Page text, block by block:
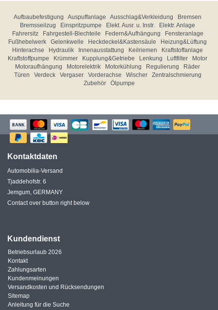
Aufbaubefestigung Auspuffanlage Ausschlag&Verkleidung
Bremsen
Bremsseilzug
Einspritzpumpe Elekt. Ausr. u. Instr.
Elektr. Anlage
Fahrersitz
Fahrgestell-Blechteile Federn&Aufhängung
Fensteranlage
Fußhebelwerk
Gelenkwelle Heckdeckel&Kastensäule
Heizung&Lüftung
Hinterachse
Hydraulik Innenausstattung Keilriemen
Kraftstoffanlage
Kraftstoffpumpe
Krümmer Kupplung&Getriebe Lenkung Luftfilter
Motor
Motoraufhängung
Motorelektrik Motorkühlung Regulierung
Räder
Türen
Verdeck Vergaser Vorderachse Wischer
Zentralschmierung
Zubehör
Ölpumpe
Kontaktdaten
Automobilia-Versand
Tjaddehofstr. 6
Jemgum, GERMANY
Contact over button right below
Kundendienst
Betriebsurlaub 2026
Kontakt
Zahlungsarten
Kundenmeinungen
Versandkosten und Rücksendungen
Sitemap
Anleitung für die Suche